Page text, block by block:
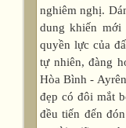
nghiêm nghị.
dung khiến mới
quyền lực của
tự nhiên, đàng
Hòa Bình -
đẹp có đôi mắt
đều tiến đến